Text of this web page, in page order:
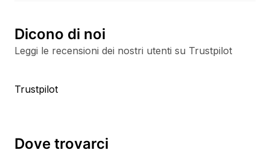
Dicono di noi
Leggi le recensioni dei nostri utenti su Trustpilot
Trustpilot
Dove trovarci